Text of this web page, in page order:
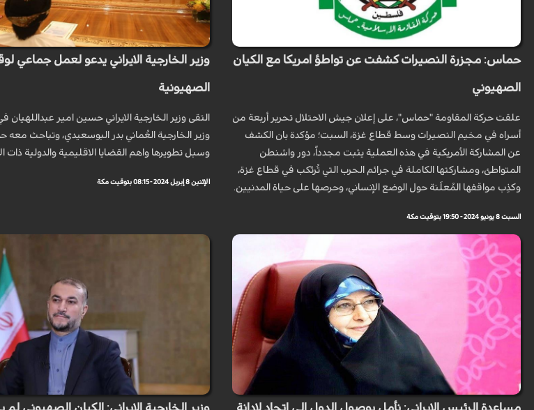
حماس: مجزرة النصيرات كشفت عن تواطؤ امريكا مع الكيان
الصهيوني
علقت حركة المقاومة "حماس"، على إعلان جيش الاحتلال تحرير أربعة من
أسراه في مخيم النصيرات وسط قطاع غزة، السبت؛ مؤكدة بان الكشف
عن المشاركة الأمريكية في هذه العملية يثبت مجدداً، دور واشنطن
المتواطئ، ومشاركتها الكاملة في جرائم الحرب التي تُرتَكب في قطاع غزة،
وكذِب مواقفها المُعلَنة حول الوضع الإنساني، وحرصها على حياة المدنيين.
السبت 8 يونيو 2024 - 19:50 بتوقيت مكة
وزير الخارجية الايراني يدعو لعمل جماعي
الصهيونية
التقى وزير الخارجية الايراني حسين امير عبداللهيان
وزير الخارجية العُماني بدر البوسعيدي، وتباحث معه
وسبل تطويرها واهم القضايا الاقليمية والدولية ذات
الإثنين 8 إبريل 2024 - 08:15 بتوقيت مكة